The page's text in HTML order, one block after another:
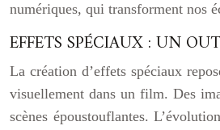
numériques, qui transforment nos
EFFETS SPÉCIAUX : UN
La création d’effets spéciaux
visuellement dans un film. Des
scènes époustouflantes.